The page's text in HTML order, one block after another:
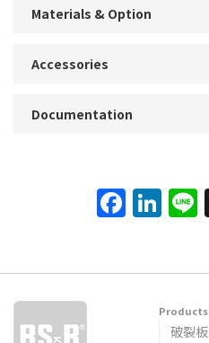
Materials & Option
Accessories
Documentation
Products
破裂